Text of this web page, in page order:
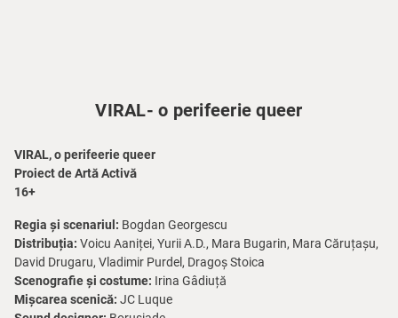
VIRAL- o perifeerie queer
VIRAL, o perifeerie queer
Proiect de Artă Activă
16+
Regia și scenariul: Bogdan Georgescu
Distribuția: Voicu Aaniței, Yurii A.D., Mara Bugarin, Mara Căruțașu,
David Drugaru, Vladimir Purdel, Dragoș Stoica
Scenografie și costume: Irina Gâdiuță
Mișcarea scenică: JC Luque